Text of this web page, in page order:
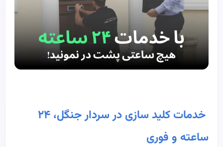
خدمات کلید سازی در سردار جنگل، ۲۴
ساعته و فوری